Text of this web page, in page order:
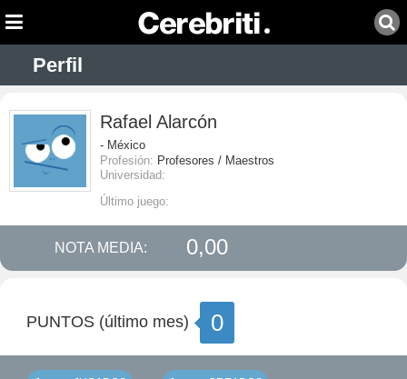
Perfil
Rafael Alarcón
- México
Profesión: Profesores / Maestros
Universidad:
Último juego:
NOTA MEDIA: 0,00
PUNTOS (último mes) 0